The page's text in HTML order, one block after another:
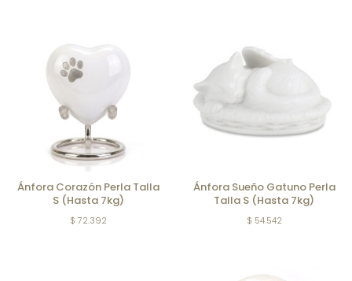
Ánfora Corazón Perla Talla
S (Hasta 7kg)
$ 72.392
Ánfora Sueño Gatuno Perla
Talla S (Hasta 7kg)
$ 54.542